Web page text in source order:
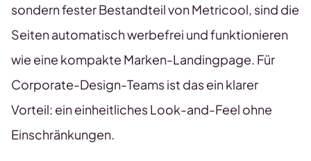
sondern fester Bestandteil von Metricool, sind die
Seiten automatisch werbefrei und funktionieren
wie eine kompakte Marken-Landingpage. Für
Corporate-Design-Teams ist das ein klarer
Vorteil: ein einheitliches Look-and-Feel ohne
Einschränkungen.